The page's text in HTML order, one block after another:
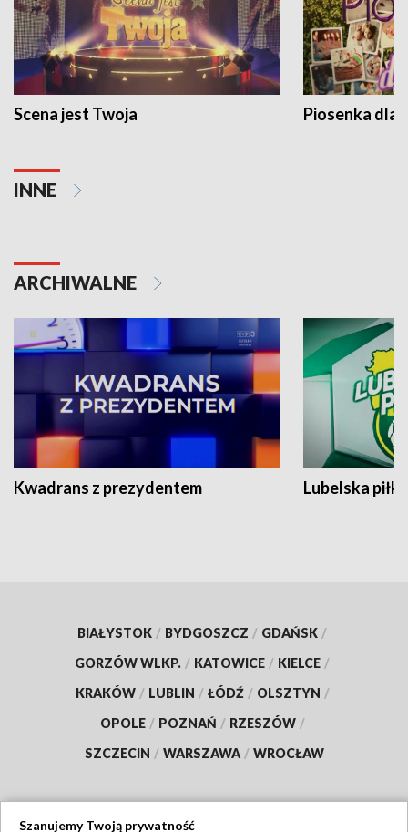
Scena jest Twoja Piosenka dla
INNE
ARCHIWALNE
Kwadrans z prezydentem Lubelska piłka
BIAŁYSTOK / BYDGOSZCZ / GDAŃSK /
GORZÓW WLKP. / KATOWICE / KIELCE /
KRAKÓW / LUBLIN / ŁÓDŹ / OLSZTYN /
OPOLE / POZNAŃ / RZESZÓW /
SZCZECIN / WARSZAWA / WROCŁAW
Szanujemy Twoją prywatność